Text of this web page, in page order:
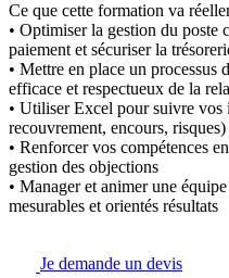
Ce que cette formation va
• Optimiser la gestion du poste
paiement et sécuriser la
• Mettre en place un processus
efficace et respectueux de la
• Utiliser Excel pour suivre
recouvrement, encours,
• Renforcer vos compétences
gestion des objections
• Manager et animer une
mesurables et orientés résultats
Je demande un devis